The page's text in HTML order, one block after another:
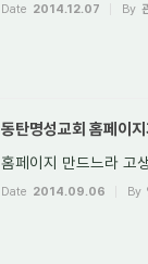
Date 2014.12.07 By
동탄명성교회 홈페이
홈페이지 만드느라 고
Date 2014.09.06 By